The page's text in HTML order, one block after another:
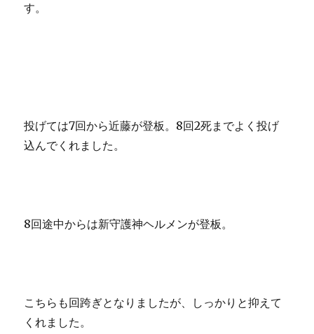
す。
投げては7回から近藤が登板。8回2死までよく投げ
込んでくれました。
8回途中からは新守護神ヘルメンが登板。
こちらも回跨ぎとなりましたが、しっかりと抑えて
くれました。